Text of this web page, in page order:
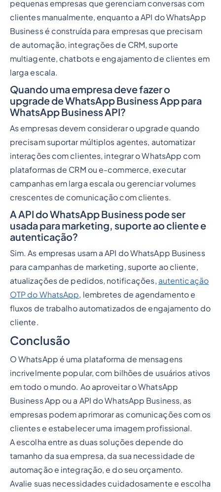
pequenas empresas que gerenciam conversas com
clientes manualmente, enquanto a API do WhatsApp
Business é construída para empresas que precisam
de automação, integrações de CRM, suporte
multiagente, chatbots e engajamento de clientes em
larga escala.
Quando uma empresa deve fazer o
upgrade de WhatsApp Business App para
WhatsApp Business API?
As empresas devem considerar o upgrade quando
precisam suportar múltiplos agentes, automatizar
interações com clientes, integrar o WhatsApp com
plataformas de CRM ou e-commerce, executar
campanhas em larga escala ou gerenciar volumes
crescentes de comunicação com clientes.
A API do WhatsApp Business pode ser
usada para marketing, suporte ao cliente e
autenticação?
Sim. As empresas usam a API do WhatsApp Business
para campanhas de marketing, suporte ao cliente,
atualizações de pedidos, notificações, autenticação
OTP do WhatsApp, lembretes de agendamento e
fluxos de trabalho automatizados de engajamento do
cliente.
Conclusão
O WhatsApp é uma plataforma de mensagens
incrivelmente popular, com bilhões de usuários ativos
em todo o mundo. Ao aproveitar o WhatsApp
Business App ou a API do WhatsApp Business, as
empresas podem aprimorar as comunicações com os
clientes e estabelecer uma imagem profissional.
A escolha entre as duas soluções depende do
tamanho da sua empresa, da sua necessidade de
automação e integração, e do seu orçamento.
Avalie suas necessidades cuidadosamente e escolha